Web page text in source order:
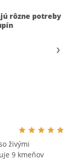
rôzne potreby
živými
9 kmeňov